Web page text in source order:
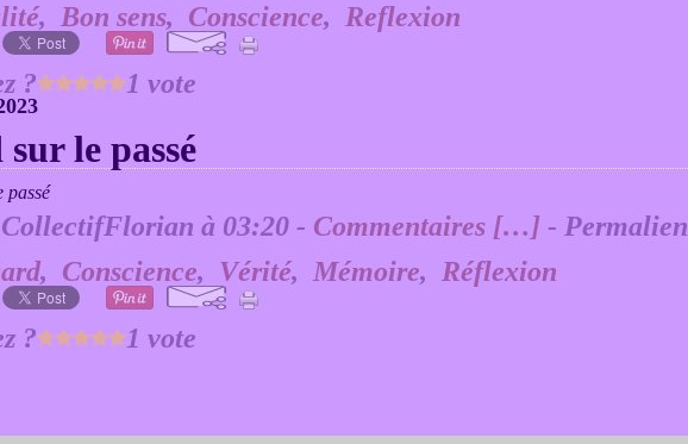
, Bon sens, Conscience, Reflexion
? 1 vote
le passé
CollectifFlorian à 03:20 - Commentaires […] - Permalien
, Conscience, Vérité, Mémoire, Réflexion
? 1 vote